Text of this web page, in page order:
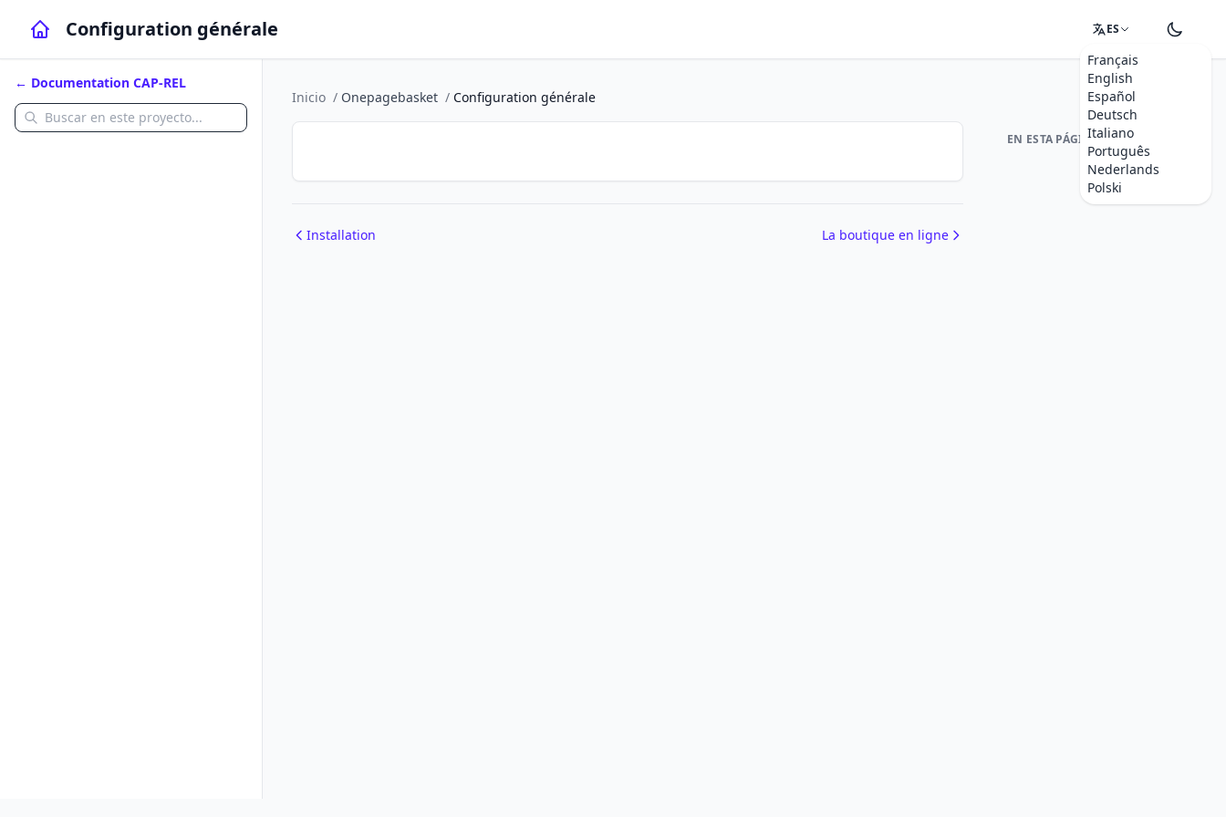
Configuration générale ES
Français
English
Español
Deutsch
Italiano
Português
Nederlands
Polski
← Documentation CAP-REL
Inicio / Onepagebasket / Configuration générale
Installation La boutique en ligne
EN ESTA PÁGINA